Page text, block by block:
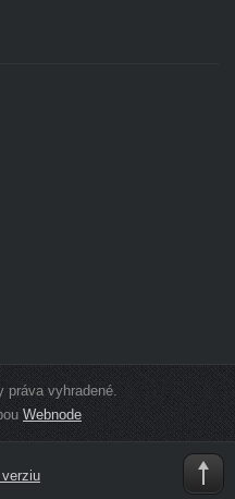
práva vyhradené.
Webnode